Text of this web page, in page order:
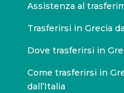
Assistenza al
Trasferirsi in Grecia
Dove trasferirsi in
Come trasferirsi in
dall’Italia